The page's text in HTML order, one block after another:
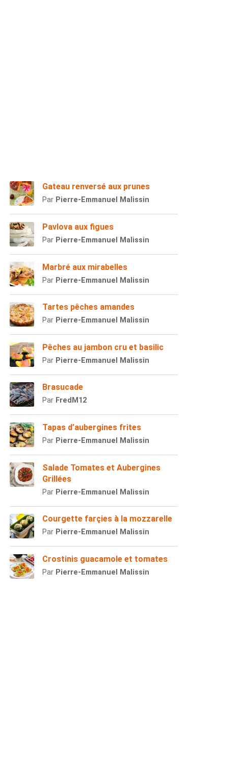
Gateau renversé aux prunes
Par Pierre-Emmanuel Malissin
Pavlova aux figues
Par Pierre-Emmanuel Malissin
Marbré aux mirabelles
Par Pierre-Emmanuel Malissin
Tartes pêches amandes
Par Pierre-Emmanuel Malissin
Pêches au jambon cru et basilic
Par Pierre-Emmanuel Malissin
Brasucade
Par FredM12
Tapas d’aubergines frites
Par Pierre-Emmanuel Malissin
Salade Tomates et Aubergines
Grillées
Par Pierre-Emmanuel Malissin
Courgette farçies à la mozzarelle
Par Pierre-Emmanuel Malissin
Crostinis guacamole et tomates
Par Pierre-Emmanuel Malissin